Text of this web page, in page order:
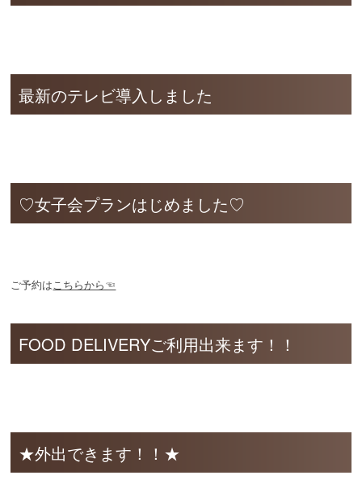
最新のテレビ導入しました
♡女子会プランはじめました♡
ご予約はこちらから☜
FOOD DELIVERYご利用出来ます！！
★外出できます！！★